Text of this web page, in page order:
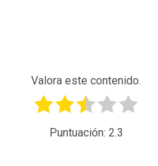
Valora este contenido.
Puntuación: 2.3